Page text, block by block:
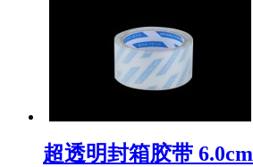
超透明封箱胶带 6.0cm